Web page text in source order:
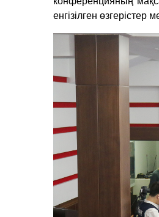
енгізілген